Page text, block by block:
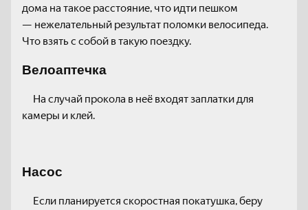
дома на такое расстояние, что идти пешком
— нежелательный результат поломки велосипеда.
Что взять с собой в такую поездку.
Велоаптечка
На случай прокола в неё входят заплатки для
камеры и клей.
Насос
Если планируется скоростная покатушка, беру